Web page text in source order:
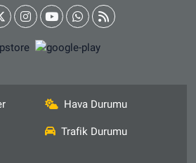
Hava Durumu
Trafik Durumu